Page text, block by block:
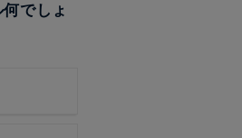
でしょ